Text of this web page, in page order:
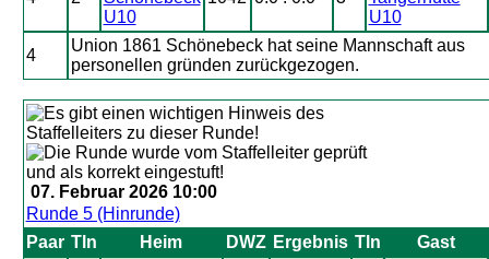
U10
U10
4
Union 1861 Schönebeck hat seine Mannschaft aus
personellen gründen zurückgezogen.
07. Februar 2026 10:00
Runde 5 (Hinrunde)
Paar Tln Heim DWZ Ergebnis Tln Gast